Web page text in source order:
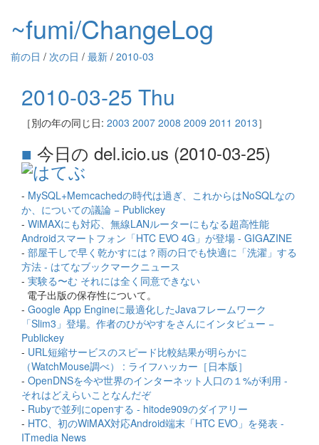
~fumi/ChangeLog
前の日 / 次の日 / 最新 / 2010-03
2010-03-25 Thu
［別の年の同じ日: 2003 2007 2008 2009 2011 2013］
■ 今日の del.icio.us (2010-03-25)
- MySQL+Memcachedの時代は過ぎ、これからはNoSQLなの
か、についての議論 − Publickey
- WiMAXにも対応、無線LANルーターにもなる超高性能
Androidスマートフォン「HTC EVO 4G」が登場 - GIGAZINE
- 部屋干しで早く乾かすには？雨の日でも快適に「洗濯」する
方法 - はてなブックマークニュース
- 実験る〜む それには全く同意できない
電子出版の保存性について。
- Google App Engineに最適化したJavaフレームワーク
「Slim3」登場。作者のひがやすをさんにインタビュー −
Publickey
- URL短縮サービスのスピード比較結果が明らかに
（WatchMouse調べ） : ライフハッカー［日本版］
- OpenDNSを今や世界のインターネット人口の１%が利用 -
それはどえらいことなんだぞ
- Rubyで並列にopenする - hitode909のダイアリー
- HTC、初のWiMAX対応Android端末「HTC EVO」を発表 -
ITmedia News